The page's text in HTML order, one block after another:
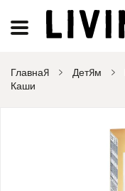
Главная Детям
Каши